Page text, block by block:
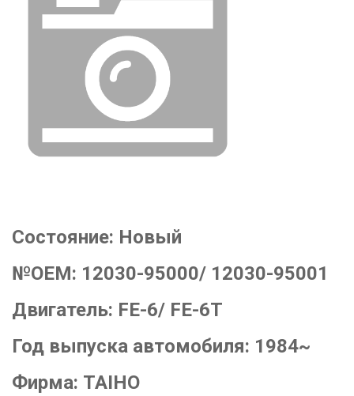
Состояние: Новый
№OEM: 12030-95000/ 12030-95001
Двигатель: FE-6/ FE-6T
Год выпуска автомобиля: 1984~
Фирма: TAIHO